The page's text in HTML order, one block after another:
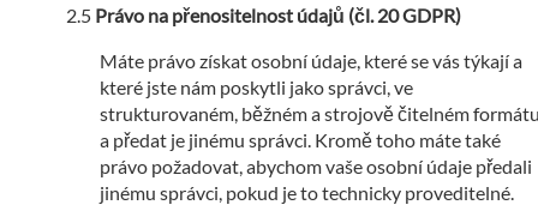
Právo na přenositelnost údajů (čl. 20 GDPR)
Máte právo získat osobní údaje, které se vás týkají a
které jste nám poskytli jako správci, ve
strukturovaném, běžném a strojově čitelném
a předat je jinému správci. Kromě toho máte také
právo požadovat, abychom vaše osobní údaje předali
jinému správci, pokud je to technicky proveditelné.